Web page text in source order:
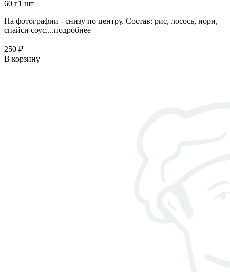
60 г1 шт
На фотографии - снизу по центру. Состав: рис, лосось, нори,
спайси соус....подробнее
250 ₽
В корзину